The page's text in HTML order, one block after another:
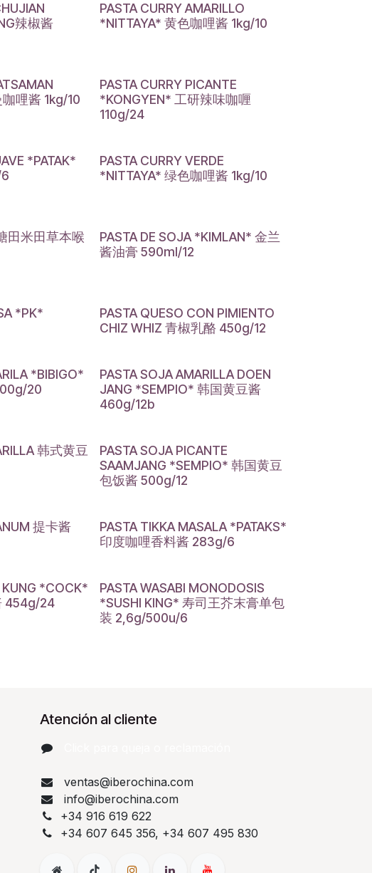
辣椒酱
PASTA CURRY AMARILLO
*NITTAYA* 黄色咖哩酱 1kg/10
哩酱 1kg/10
PASTA CURRY PICANTE
*KONGYEN* 工研辣味咖喱
110g/24
*PATAK*
PASTA CURRY VERDE
*NITTAYA* 绿色咖哩酱 1kg/10
田米田草本喉
PASTA DE SOJA *KIMLAN* 金兰
酱油膏 590ml/12
*PK*
PASTA QUESO CON PIMIENTO
CHIZ WHIZ 青椒乳酪 450g/12
*BIBIGO*
20
PASTA SOJA AMARILLA DOEN
JANG *SEMPIO* 韩国黄豆酱
460g/12b
韩式黄豆
PASTA SOJA PICANTE
SAAMJANG *SEMPIO* 韩国黄豆
包饭酱 500g/12
提卡酱
PASTA TIKKA MASALA *PATAKS*
印度咖哩香料酱 283g/6
KUNG *COCK*
454g/24
PASTA WASABI MONODOSIS
*SUSHI KING* 寿司王芥末膏单包
装 2,6g/500u/6
Atención al cliente
ventas@iberochina.com
info@iberochina.com
+34 916 619 622
+34 607 645 356, +34 607 495 830